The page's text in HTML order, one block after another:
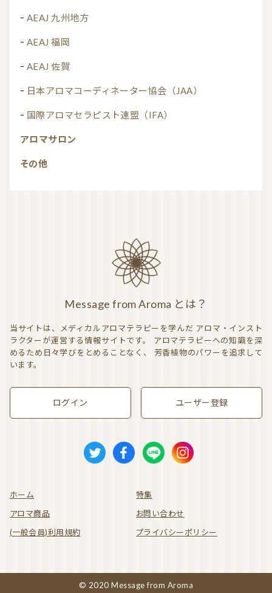
AEAJ 九州地方
AEAJ 福岡
AEAJ 佐賀
日本アロマコーディネーター協会（JAA）
国際アロマセラピスト連盟（IFA）
アロマサロン
その他
Message from Aroma とは？
当サイトは、メディカルアロマテラピーを学んだ アロマ・インスト
ラクターが運営する情報サイトです。
アロマテラピーへの知識を深
めるため日々学びをとめることなく、
芳香植物のパワーを追求して
います。
ログイン ユーザー登録
ホーム
特集
アロマ商品
お問い合わせ
(一般会員)利用規約
プライバシーポリシー
© 2020 Message from Aroma